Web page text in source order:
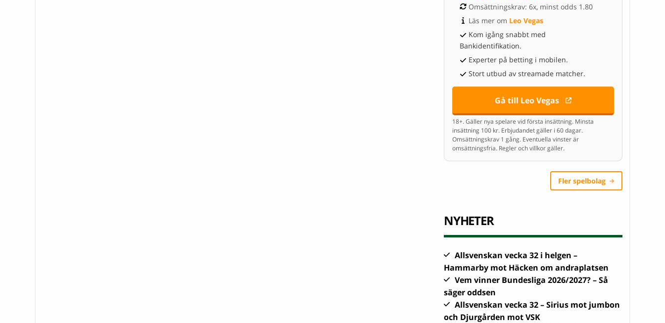
Omsättningskrav: 6x, minst odds 1.80
Läs mer om Leo Vegas
Kom igång snabbt med
Bankidentifikation.
Experter på betting i mobilen.
Stort utbud av streamade matcher.
Gå till Leo Vegas
18+. Gäller nya spelare vid första insättning. Minsta
insättning 100 kr. Erbjudandet gäller i 60 dagar.
Omsättningskrav 1 gång. Eventuella vinster är
omsättningsfria. Regler och villkor gäller.
Fler spelbolag
NYHETER
Allsvenskan vecka 32 i helgen –
Hammarby mot Häcken om andraplatsen
Vem vinner Bundesliga 2026/2027? – Så
säger oddsen
Allsvenskan vecka 32 – Sirius mot jumbon
och Djurgården mot VSK